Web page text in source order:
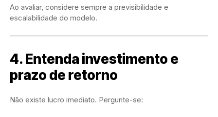
Ao avaliar, considere sempre a previsibilidade e
escalabilidade do modelo.
4. Entenda investimento e
prazo de retorno
Não existe lucro imediato. Pergunte-se: